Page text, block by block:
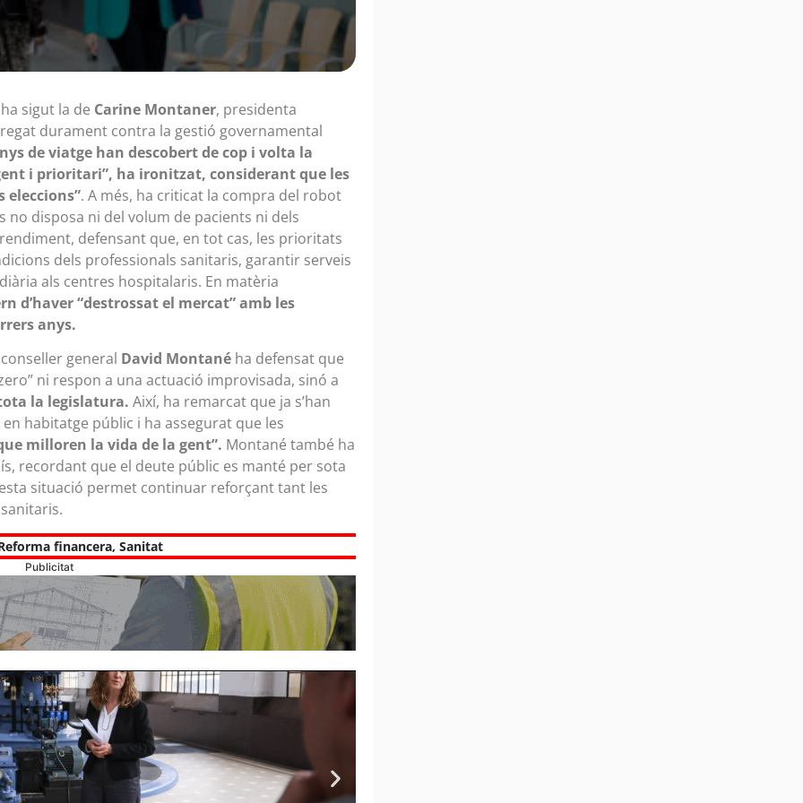
sigut la de Carine Montaner, presidenta
durament contra la gestió governamental
de viatge han descobert de cop i volta la
i prioritari”, ha ironitzat, considerant que les
eleccions”. A més, ha criticat la compra del robot
disposa ni del volum de pacients ni dels
defensant que, en tot cas, les prioritats
dels professionals sanitaris, garantir serveis
als centres hospitalaris. En matèria
d’haver “destrossat el mercat” amb les
anys.
general David Montané ha defensat que
ni respon a una actuació improvisada, sinó a
la legislatura. Així, ha remarcat que ja s’han
habitatge públic i ha assegurat que les
milloren la vida de la gent”. Montané també ha
recordant que el deute públic es manté per sota
situació permet continuar reforçant tant les
financera, Sanitat
Publicitat